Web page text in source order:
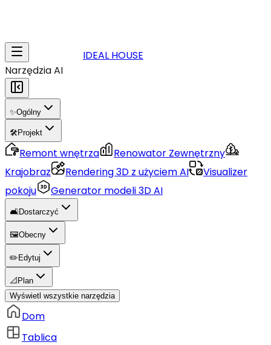
IDEAL HOUSE
Narzędzia AI
✨Ogólny
🛠️Projekt
Remont wnętrza
Renowator Zewnętrzny
Krajobraz
Rendering 3D z użyciem AI
Visualizer
pokoju
Generator modeli 3D AI
🛋️Dostarczyć
🖼️Obecny
✏️ Edytuj
📐 Plan
Wyświetl wszystkie narzędzia
Dom
Tablica